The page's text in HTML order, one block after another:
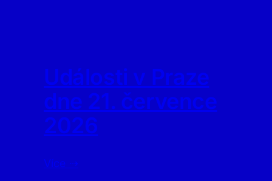
Události v Praze
dne 21. července
2026
Více ⇢